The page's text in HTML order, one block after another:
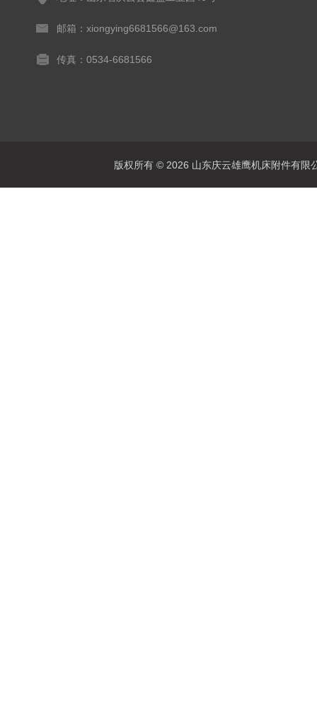
邮箱：xiongying6681566@163.com
传真：0534-6681566
版权所有 © 2026 山东庆云雄鹰机床附件有